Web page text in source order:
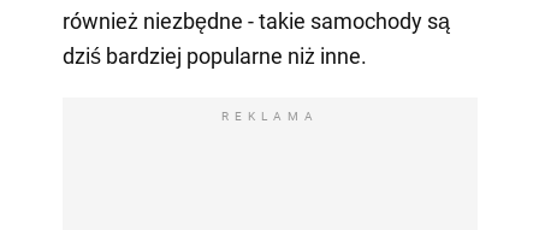
również niezbędne - takie samochody są
dziś bardziej popularne niż inne.
REKLAMA